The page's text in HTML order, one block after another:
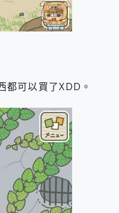
都可以買了XDD。